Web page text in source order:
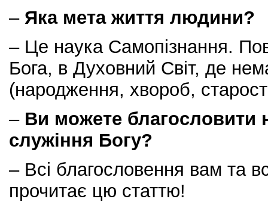
– Яка мета життя людини?
– Це наука Самопізнання.
Бога, в Духовний Світ, де
(народження, хвороб,
– Ви можете благословити
служіння Богу?
– Всі благословення вам та
прочитає цю статтю!